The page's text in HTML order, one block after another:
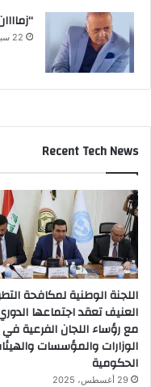
22 سبتمبر، 2023
Recent Tech News
اللجنة الوطنية لمكافحة
العنيف تعقد اجتماعها
مع رؤساء اللجان الفرعية في
الوزارات والمؤسسات
الحكومية
29 أغسطس، 2025